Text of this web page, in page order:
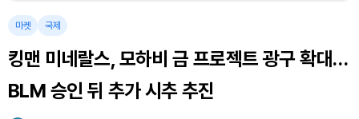
마켓 국제
킹맨 미네랄스, 모하비 금 프로젝트 광구 확대…
BLM 승인 뒤 추가 시추 추진